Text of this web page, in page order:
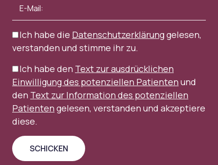
Ich habe die Datenschutzerklärunggelesen,
verstanden und stimme ihr zu.
Ich habe den Text zur ausdrücklichen
Einwilligung des potenziellen Patienten und
den Text zur Information des potenziellen
Patienten gelesen, verstanden und akzeptiere
diese.